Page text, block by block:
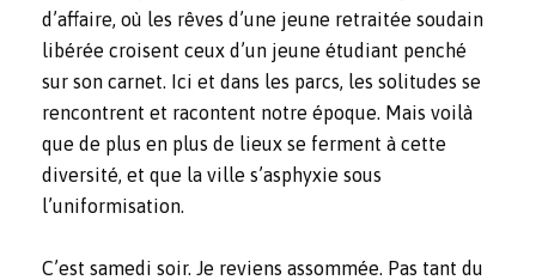
d’affaire, où les rêves d’une jeune retraitée soudain
libérée croisent ceux d’un jeune étudiant penché
sur son carnet. Ici et dans les parcs, les solitudes se
rencontrent et racontent notre époque. Mais voilà
que de plus en plus de lieux se ferment à cette
diversité, et que la ville s’asphyxie sous
l’uniformisation.
C’est samedi soir. Je reviens assommée. Pas tant du